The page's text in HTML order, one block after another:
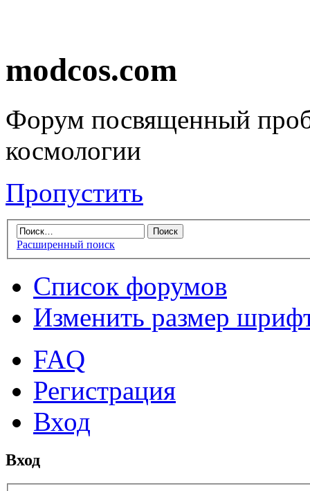
modcos.com
Форум посвященный
космологии
Пропустить
Расширенный поиск
Список форумов
Изменить размер
FAQ
Регистрация
Вход
Вход